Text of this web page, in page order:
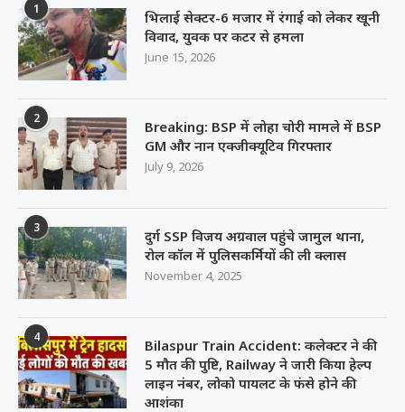
1
भिलाई सेक्टर-6 मजार में रंगाई को लेकर खूनी
विवाद, युवक पर कटर से हमला
June 15, 2026
2
Breaking: BSP में लोहा चोरी मामले में BSP
GM और नान एक्जीक्यूटिव गिरफ्तार
July 9, 2026
3
दुर्ग SSP विजय अग्रवाल पहुंचे जामुल थाना,
रोल कॉल में पुलिसकर्मियों की ली क्लास
November 4, 2025
4
Bilaspur Train Accident: कलेक्टर ने की
5 मौत की पुष्टि, Railway ने जारी किया हेल्प
लाइन नंबर, लोको पायलट के फंसे होने की
आशंका